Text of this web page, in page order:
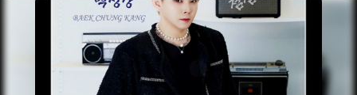
初回30日間無料お試し